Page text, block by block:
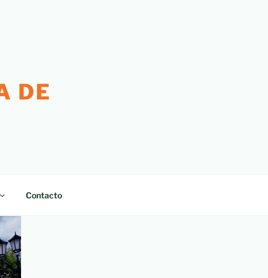
DE
Contacto